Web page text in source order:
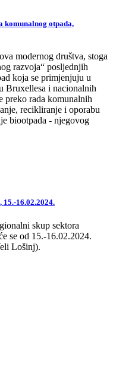
komunalnog otpada,
modernog društva, stoga
razvoja“ posljednjih
koja se primjenjuju u
Bruxellesa i nacionalnih
preko rada komunalnih
recikliranje i oporabu
biootpada - njegovog
16.02.2024.
skup sektora
se od 15.-16.02.2024.
Lošinj).